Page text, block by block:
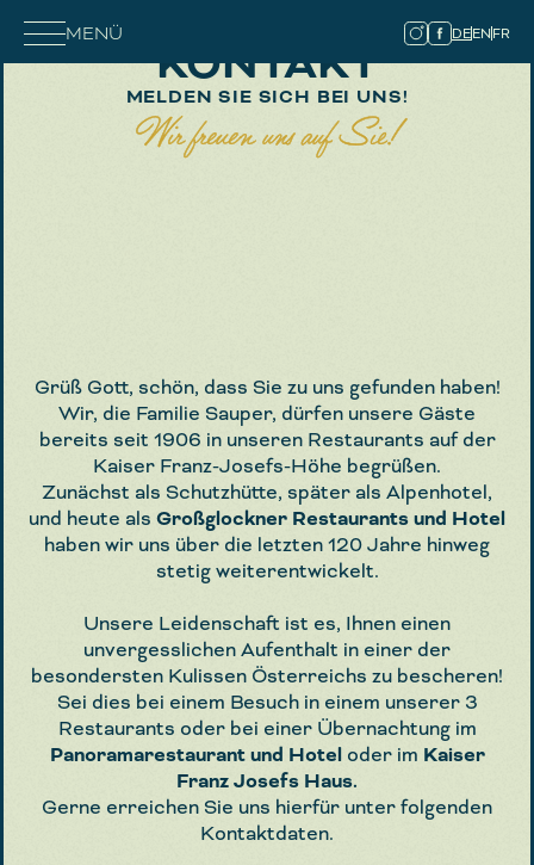
MENÜ DEEN FR
KONTAKT
MELDEN SIE SICH BEI UNS!
Wir freuen uns auf Sie!
Grüß Gott, schön, dass Sie zu uns gefunden haben!
Wir, die Familie Sauper, dürfen unsere Gäste
bereits seit 1906 in unseren Restaurants auf der
Kaiser Franz-Josefs-Höhe begrüßen.
Zunächst als Schutzhütte, später als Alpenhotel,
und heute als Großglockner Restaurants und Hotel
haben wir uns über die letzten 120 Jahre hinweg
stetig weiterentwickelt.
Unsere Leidenschaft ist es, Ihnen einen
unvergesslichen Aufenthalt in einer der
besondersten Kulissen Österreichs zu bescheren!
Sei dies bei einem Besuch in einem unserer 3
Restaurants oder bei einer Übernachtung im
Panoramarestaurant und Hotel oder im Kaiser
Franz Josefs Haus.
Gerne erreichen Sie uns hierfür unter folgenden
Kontaktdaten.